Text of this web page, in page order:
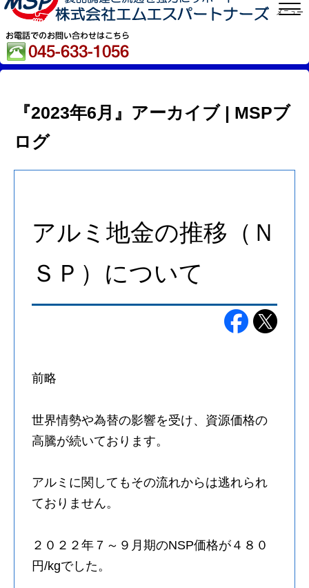
メニュー
『2023年6月』アーカイブ | MSPブ
ログ
アルミ地金の推移（Ｎ
ＳＰ）について
前略
世界情勢や為替の影響を受け、資源価格の
高騰が続いております。
アルミに関してもその流れからは逃れられ
ておりません。
２０２２年７～９月期のNSP価格が４８０
円/kgでした。